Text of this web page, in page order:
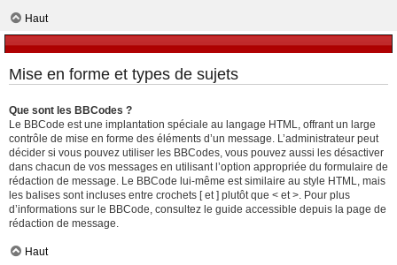
Haut
Mise en forme et types de sujets
Que sont les BBCodes ?
Le BBCode est une implantation spéciale au langage HTML, offrant un large
contrôle de mise en forme des éléments d’un message. L’administrateur peut
décider si vous pouvez utiliser les BBCodes, vous pouvez aussi les désactiver
dans chacun de vos messages en utilisant l’option appropriée du formulaire de
rédaction de message. Le BBCode lui-même est similaire au style HTML, mais
les balises sont incluses entre crochets [ et ] plutôt que < et >. Pour plus
d’informations sur le BBCode, consultez le guide accessible depuis la page de
rédaction de message.
Haut